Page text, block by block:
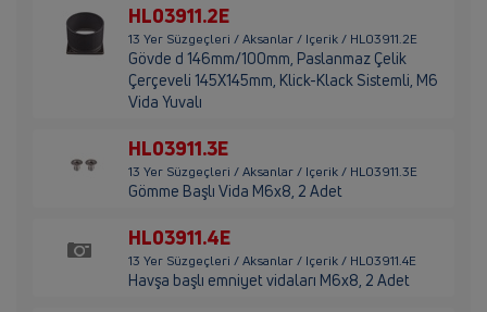
HL03911.2E
13 Yer Süzgeçleri / Aksanlar / Içerik / HL03911.2E
Gövde d 146mm/100mm, Paslanmaz Çelik
Çerçeveli 145X145mm, Klick-Klack Sistemli, M6
Vida Yuvalı
HL03911.3E
13 Yer Süzgeçleri / Aksanlar / Içerik / HL03911.3E
Gömme Başlı Vida M6x8, 2 Adet
HL03911.4E
13 Yer Süzgeçleri / Aksanlar / Içerik / HL03911.4E
Havşa başlı emniyet vidaları M6x8, 2 Adet